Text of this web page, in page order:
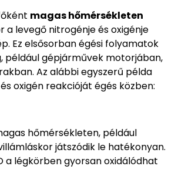
magas hőmérsékleten
a levegő nitrogénje és oxigénje
Ez elsősorban égési folyamatok
például gépjárművek motorjában,
Az alábbi egyszerű példa
oxigén reakcióját égés közben:
hőmérsékleten, például
játszódik le hatékonyan.
a légkörben gyorsan oxidálódhat